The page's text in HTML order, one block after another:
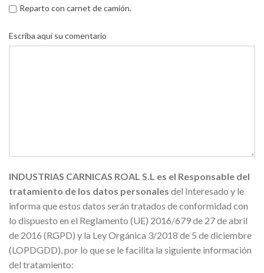
Reparto con carnet de camión.
Escriba aquí su comentario
INDUSTRIAS CARNICAS ROAL S.L es el Responsable del
tratamiento de los datos personales del Interesado y le
informa que estos datos serán tratados de conformidad con
lo dispuesto en el Reglamento (UE) 2016/679 de 27 de abril
de 2016 (RGPD) y la Ley Orgánica 3/2018 de 5 de diciembre
(LOPDGDD), por lo que se le facilita la siguiente información
del tratamiento: